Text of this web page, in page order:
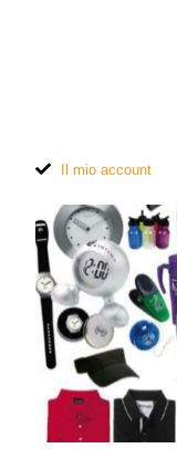
Il mio account